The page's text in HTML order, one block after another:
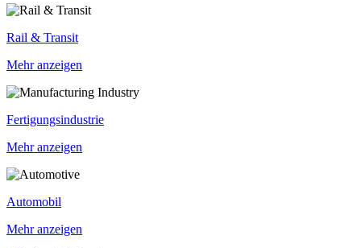
Rail & Transit
Mehr anzeigen
Fertigungsindustrie
Mehr anzeigen
Automobil
Mehr anzeigen